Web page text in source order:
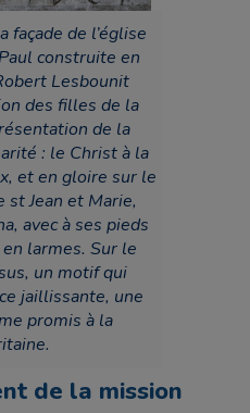
de l’église
construite en
Lesbounit
des filles de la
de la
: le Christ à la
et en gloire sur le
st Jean et Marie,
avec à ses pieds
larmes. Sur le
un motif qui
jaillissante, une
promis à la
de la mission